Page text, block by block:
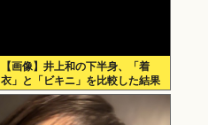
【画像】井上和の下半身、「着
衣」と「ビキニ」を比較した結果
www